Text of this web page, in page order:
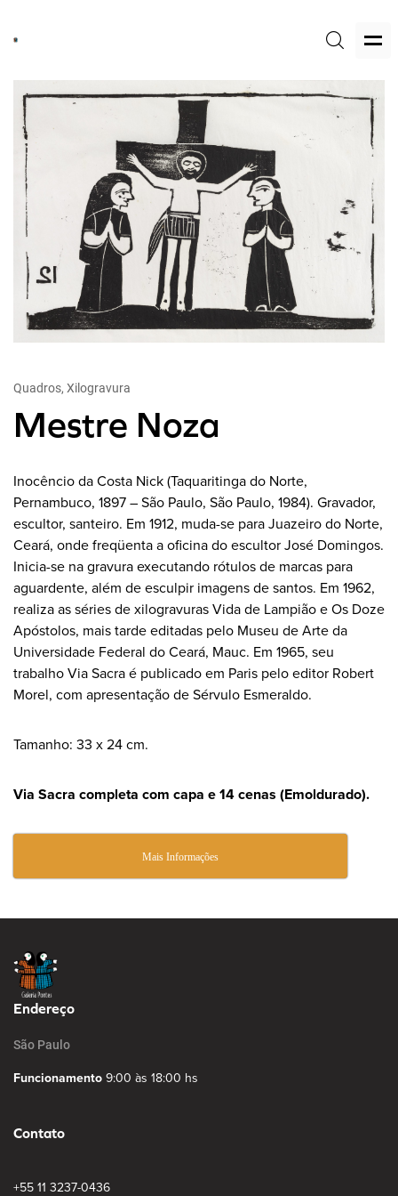
Quadros, Xilogravura
Mestre Noza
Inocêncio da Costa Nick (Taquaritinga do Norte,
Pernambuco, 1897 – São Paulo, São Paulo, 1984). Gravador,
escultor, santeiro. Em 1912, muda-se para Juazeiro do Norte,
Ceará, onde freqüenta a oficina do escultor José Domingos.
Inicia-se na gravura executando rótulos de marcas para
aguardente, além de esculpir imagens de santos. Em 1962,
realiza as séries de xilogravuras Vida de Lampião e Os Doze
Apóstolos, mais tarde editadas pelo Museu de Arte da
Universidade Federal do Ceará, Mauc. Em 1965, seu
trabalho Via Sacra é publicado em Paris pelo editor Robert
Morel, com apresentação de Sérvulo Esmeraldo.
Tamanho: 33 x 24 cm.
Via Sacra completa com capa e 14 cenas (Emoldurado).
Mais Informações
Endereço
São Paulo
Funcionamento 9:00 às 18:00 hs
Contato
+55 11 3237-0436